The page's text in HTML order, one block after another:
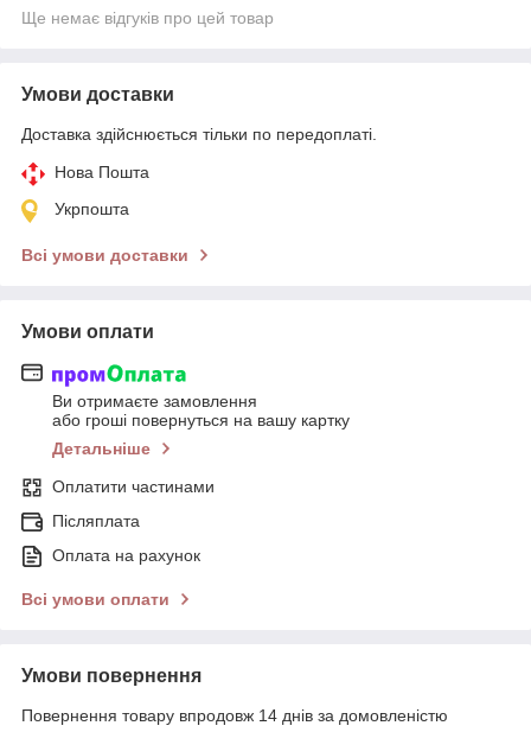
Ще немає відгуків про цей товар
Умови доставки
Доставка здійснюється тільки по передоплаті.
Нова Пошта
Укрпошта
Всі умови доставки
Умови оплати
Ви отримаєте замовлення
або гроші повернуться на вашу картку
Детальніше
Оплатити частинами
Післяплата
Оплата на рахунок
Всі умови оплати
Умови повернення
Повернення товару впродовж 14 днів за домовленістю